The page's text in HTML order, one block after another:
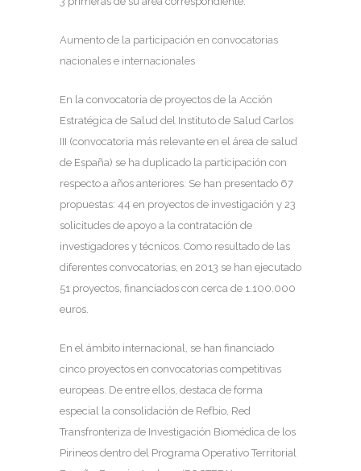
Aumento de la participación en convocatorias
nacionales e internacionales
En la convocatoria de proyectos de la Acción
Estratégica de Salud del Instituto de Salud Carlos
III (convocatoria más relevante en el área de salud
de España) se ha duplicado la participación con
respecto a años anteriores. Se han presentado 67
propuestas: 44 en proyectos de investigación y 23
solicitudes de apoyo a la contratación de
investigadores y técnicos. Como resultado de las
diferentes convocatorias, en 2013 se han ejecutado
51 proyectos, financiados con cerca de 1.100.000
euros.
En el ámbito internacional, se han financiado
cinco proyectos en convocatorias competitivas
europeas. De entre ellos, destaca de forma
especial la consolidación de Refbio, Red
Transfronteriza de Investigación Biomédica de los
Pirineos dentro del Programa Operativo Territorial